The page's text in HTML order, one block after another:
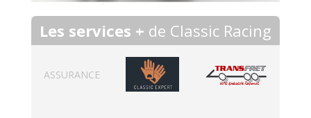
Les services + de Classic Racing
ASSURANCE